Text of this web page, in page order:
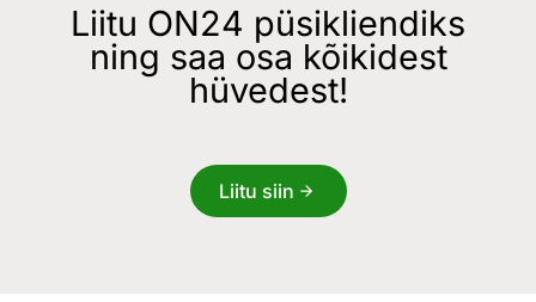
Liitu ON24 püsikliendiks
ning saa osa kõikidest
hüvedest!
Liitu siin